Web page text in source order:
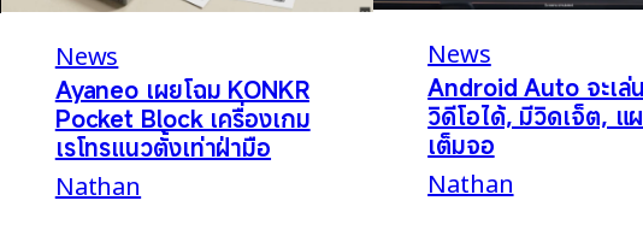
News
Ayaneo เผยโฉม KONKR
Pocket Block เครื่องเกม
เรโทรแนวตั้งเท่าฝ่ามือ
Nathan
News
Android Auto จะเล่
วิดีโอได้, มีวิดเจ็ต, แ
เต็มจอ
Nathan